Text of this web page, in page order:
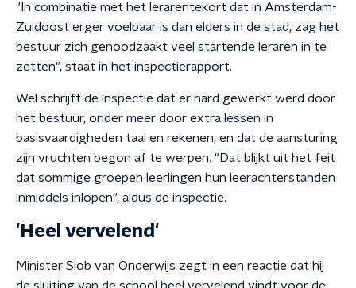
"In combinatie met het lerarentekort dat in Amsterdam-
Zuidoost erger voelbaar is dan elders in de stad, zag het
bestuur zich genoodzaakt veel startende leraren in te
zetten", staat in het inspectierapport.
Wel schrijft de inspectie dat er hard gewerkt werd door
het bestuur, onder meer door extra lessen in
basisvaardigheden taal en rekenen, en dat de aansturing
zijn vruchten begon af te werpen. "Dat blijkt uit het feit
dat sommige groepen leerlingen hun leerachterstanden
inmiddels inlopen", aldus de inspectie.
'Heel vervelend'
Minister Slob van Onderwijs zegt in een reactie dat hij